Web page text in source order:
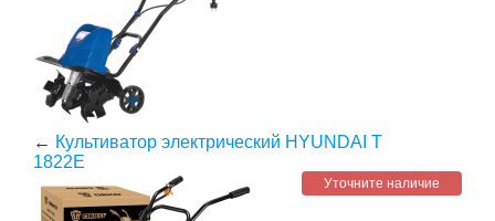
← Культиватор электрический HYUNDAI T
1822E
Уточните наличие